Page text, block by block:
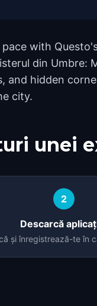
with
din Umbre:
and hidden
city.
unei
2
Descarcă
și înregistrează-te în